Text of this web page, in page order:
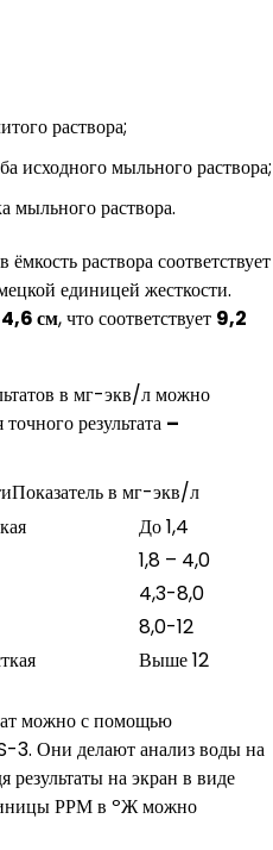
раствора;
исходного мыльного раствора;
мыльного раствора.
раствора соответствует
единицей жесткости.
4,6 см, что соответствует 9,2
в мг-экв/л можно
результата –
в мг-экв/л
До 1,4
1,8 – 4,0
4,3-8,0
8,0-12
Выше 12
можно с помощью
3. Они делают анализ воды на
результаты на экран в виде
РРМ в ºЖ можно